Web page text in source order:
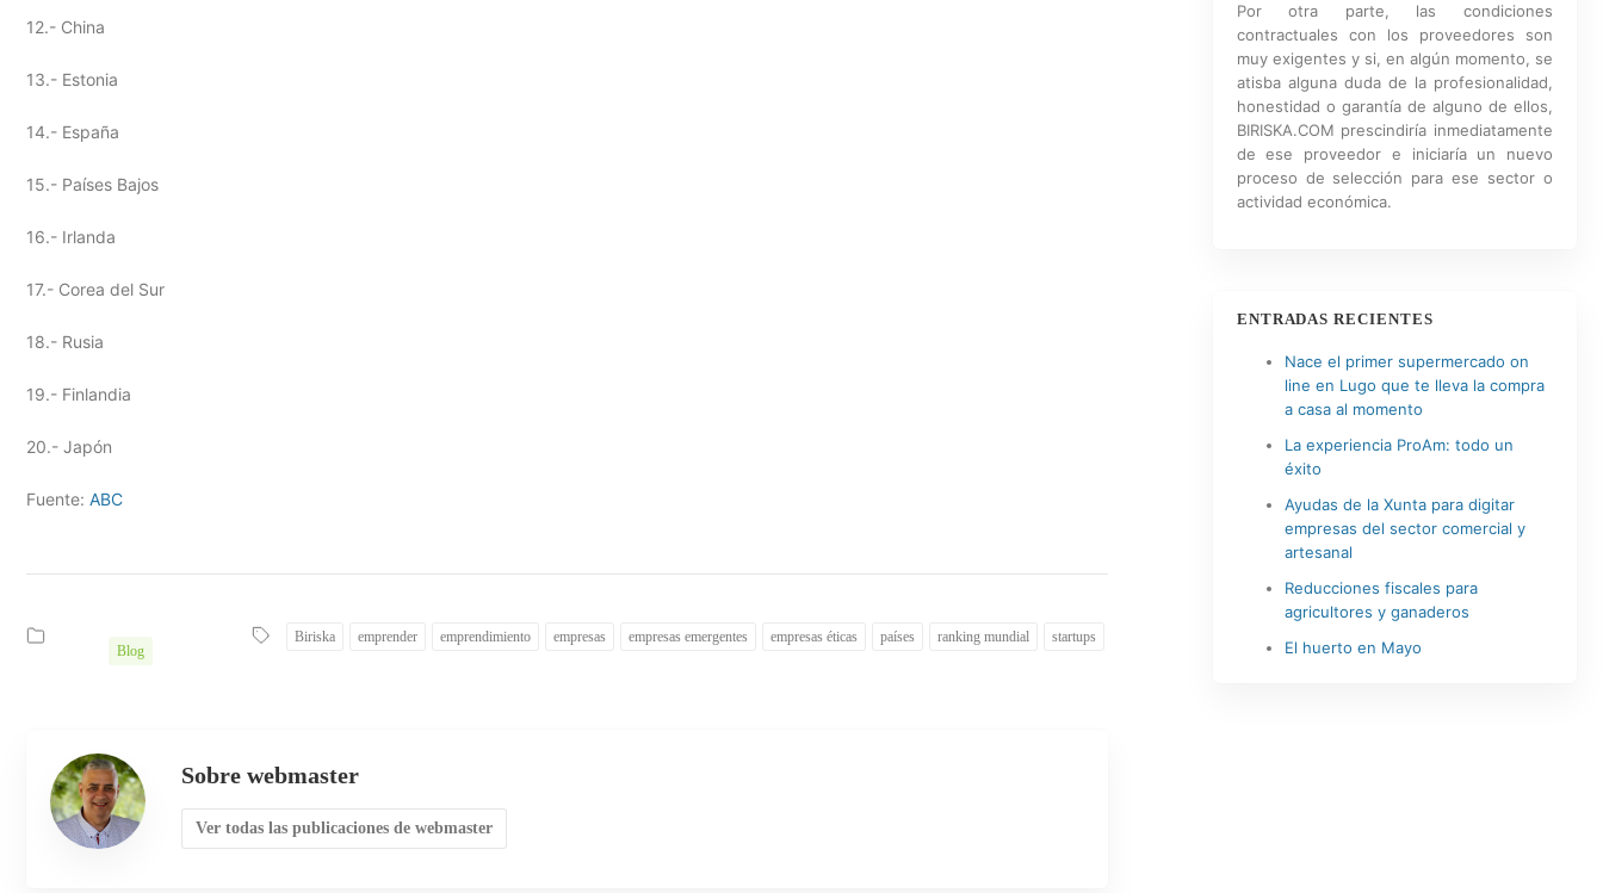
12.- China
13.- Estonia
14.- España
15.- Países Bajos
16.- Irlanda
17.- Corea del Sur
18.- Rusia
19.- Finlandia
20.- Japón
Fuente: ABC
Blog
Biriska emprender emprendimiento empresas empresas emergentes empresas éticas países ranking mundial startups
Sobre webmaster
Ver todas las publicaciones de webmaster
Por otra parte, las condiciones
contractuales con los proveedores son
muy exigentes y si, en algún momento, se
atisba alguna duda de la profesionalidad,
honestidad o garantía de alguno de ellos,
BIRISKA.COM prescindiría inmediatamente
de ese proveedor e iniciaría un nuevo
proceso de selección para ese sector o
actividad económica.
ENTRADAS RECIENTES
Nace el primer supermercado on
line en Lugo que te lleva la compra
a casa al momento
La experiencia ProAm: todo un
éxito
Ayudas de la Xunta para digitar
empresas del sector comercial y
artesanal
Reducciones fiscales para
agricultores y ganaderos
El huerto en Mayo